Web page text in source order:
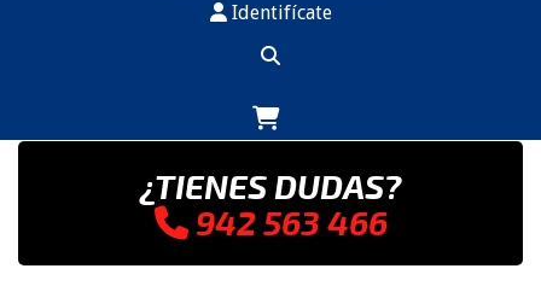
Identifícate
¿TIENES DUDAS?
942 563 466